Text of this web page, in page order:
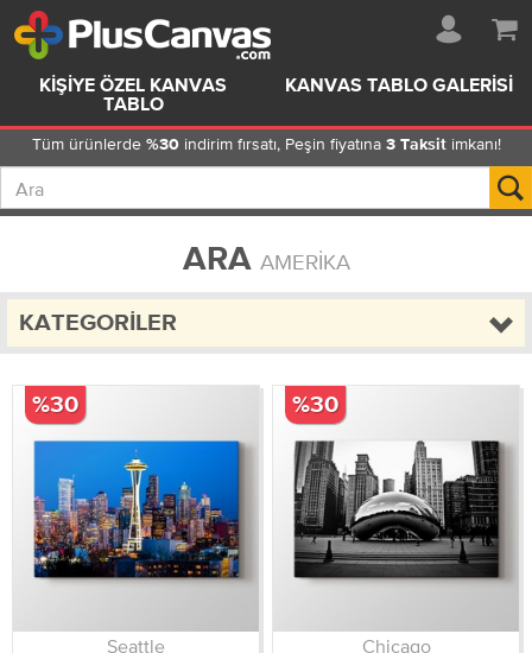
KIŞIYE ÖZEL KANVAS
TABLO
KANVAS TABLO GALERISI
Tüm ürünlerde %30 indirim fırsatı, Peşin fiyatına 3 Taksitimkanı!
ARA AMERIKA
KATEGORILER
Seattle
%30
Chicago
%30